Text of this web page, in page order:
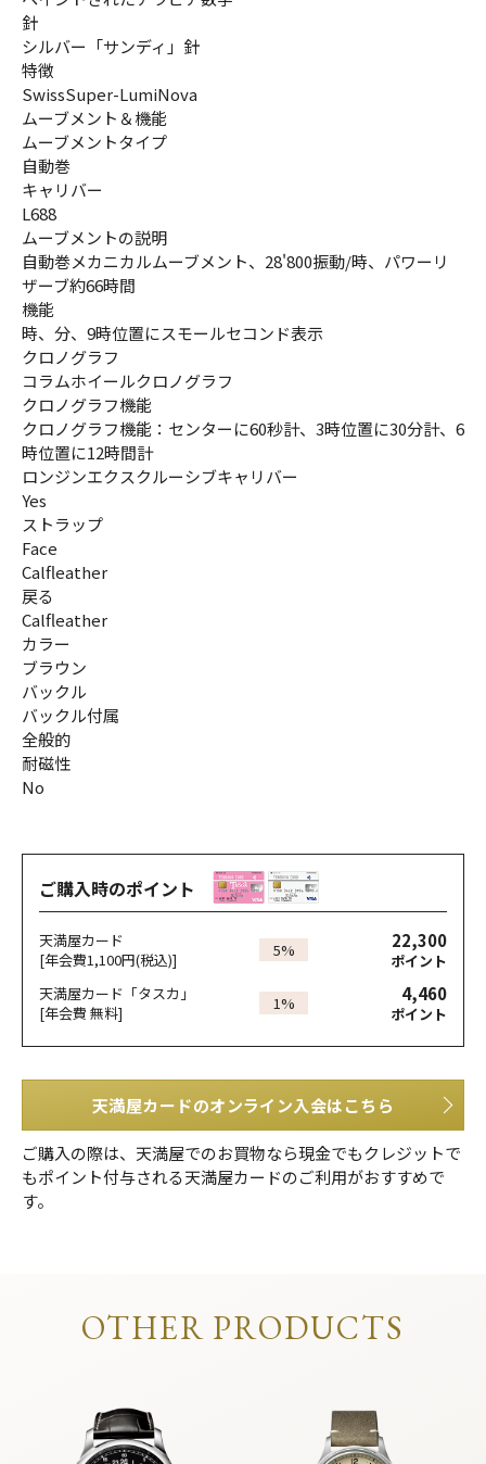
針
シルバー「サンディ」針
特徴
SwissSuper-LumiNova
ムーブメント＆機能
ムーブメントタイプ
自動巻
キャリバー
L688
ムーブメントの説明
自動巻メカニカルムーブメント、28'800振動/時、パワーリ
ザーブ約66時間
機能
時、分、9時位置にスモールセコンド表示
クロノグラフ
コラムホイールクロノグラフ
クロノグラフ機能
クロノグラフ機能：センターに60秒計、3時位置に30分計、6
時位置に12時間計
ロンジンエクスクルーシブキャリバー
Yes
ストラップ
Face
Calfleather
戻る
Calfleather
カラー
ブラウン
バックル
バックル付属
全般的
耐磁性
No
ご購入時のポイント
天満屋カード
[年会費1,100円(税込)]
5% 22,300
ポイント
天満屋カード「タスカ」
[年会費 無料]
1% 4,460
ポイント
天満屋カードのオンライン入会はこちら
ご購入の際は、天満屋でのお買物なら現金でもクレジットで
もポイント付与される天満屋カードのご利用がおすすめで
す。
OTHER PRODUCTS